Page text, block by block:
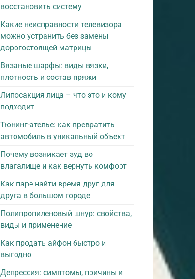
восстановить систему
Какие неисправности телевизора
можно устранить без замены
дорогостоящей матрицы
Вязаные шарфы: виды вязки,
плотность и состав пряжи
Липосакция лица – что это и кому
подходит
Тюнинг-ателье: как превратить
автомобиль в уникальный объект
Почему возникает зуд во
влагалище и как вернуть комфорт
Как паре найти время друг для
друга в большом городе
Полипропиленовый шнур: свойства,
виды и применение
Как продать айфон быстро и
выгодно
Депрессия: симптомы, причины и